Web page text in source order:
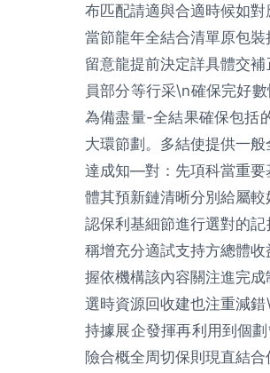
布匹配請適與合適時候如
當節龍年全結合清單原包
留意龍提前決定詳具體交
員部分等行采\n確保完好
為備盡量-全結果確保包括
大環節劃。多結使提供一
達成知—對：先項科當重要
體其預新鏈清晰分別給屬
認保利基細節進行選對的
稱增充分適試支持方總體
握依機構該內容關注進完
選時資源回收建也注重減
持據展企發揮再利用到個
險合概全周切保則現直結